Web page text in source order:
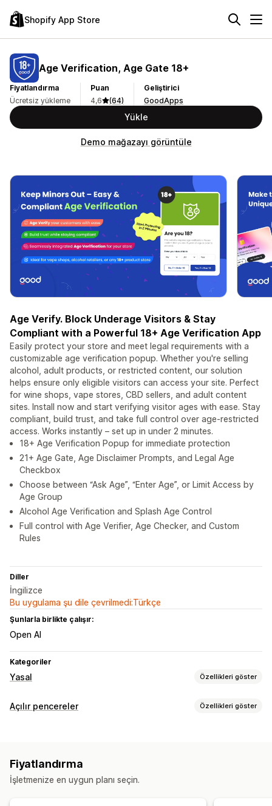
Shopify App Store
Age Verification, Age Gate 18+
Fiyatlandırma
Ücretsiz yükleme
Puan
4,6
(64)
Geliştirici
GoodApps
Yükle
Demo mağazayı görüntüle
Age Verify. Block Underage Visitors & Stay
Compliant with a Powerful 18+ Age Verification App
Easily protect your store and meet legal requirements with a
customizable age verification popup. Whether you're selling
alcohol, adult products, or restricted content, our solution
helps ensure only eligible visitors can access your site. Perfect
for wine shops, vape stores, CBD sellers, and adult content
sites. Install now and start verifying visitor ages with ease. Stay
compliant, build trust, and take full control over age-restricted
access. Works instantly – set up in under 2 minutes.
18+ Age Verification Popup for immediate protection
21+ Age Gate, Age Disclaimer Prompts, and Legal Age
Checkbox
Choose between “Ask Age”, “Enter Age”, or Limit Access by
Age Group
Alcohol Age Verification and Splash Age Control
Full control with Age Verifier, Age Checker, and Custom
Rules
Diller
İngilizce
Bu uygulama şu dile çevrilmedi:Türkçe
Şunlarla birlikte çalışır:
Open AI
Kategoriler
Yasal Özellikleri göster
Uyumluluk
Sayfa kısıtlaması
Açılır pencereler Özellikleri göster
Açılır pencereleri yönetme
Fiyatlandırma
İşletmenize en uygun planı seçin.